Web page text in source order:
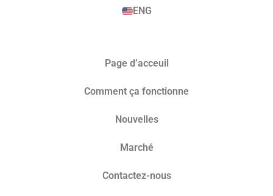
ENG
Page d’acceuil
Comment ça fonctionne
Nouvelles
Marché​
Contactez-nous